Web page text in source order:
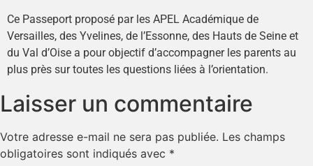
Ce Passeport proposé par les APEL Académique de
Versailles, des Yvelines, de l’Essonne, des Hauts de Seine et
du Val d’Oise a pour objectif d’accompagner les parents au
plus près sur toutes les questions liées à l’orientation.
Laisser un commentaire
Votre adresse e-mail ne sera pas publiée. Les champs
obligatoires sont indiqués avec *